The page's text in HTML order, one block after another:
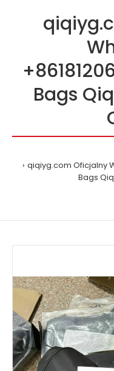
Bags
qiqiyg.com Oficjalny
Bags